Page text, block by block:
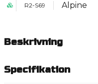
R2-S69 Alpine
Beskrivning
Specifikation